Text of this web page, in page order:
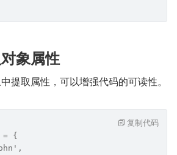
象属性
提取属性，可以增强代码的可读性。
= {
复制代码